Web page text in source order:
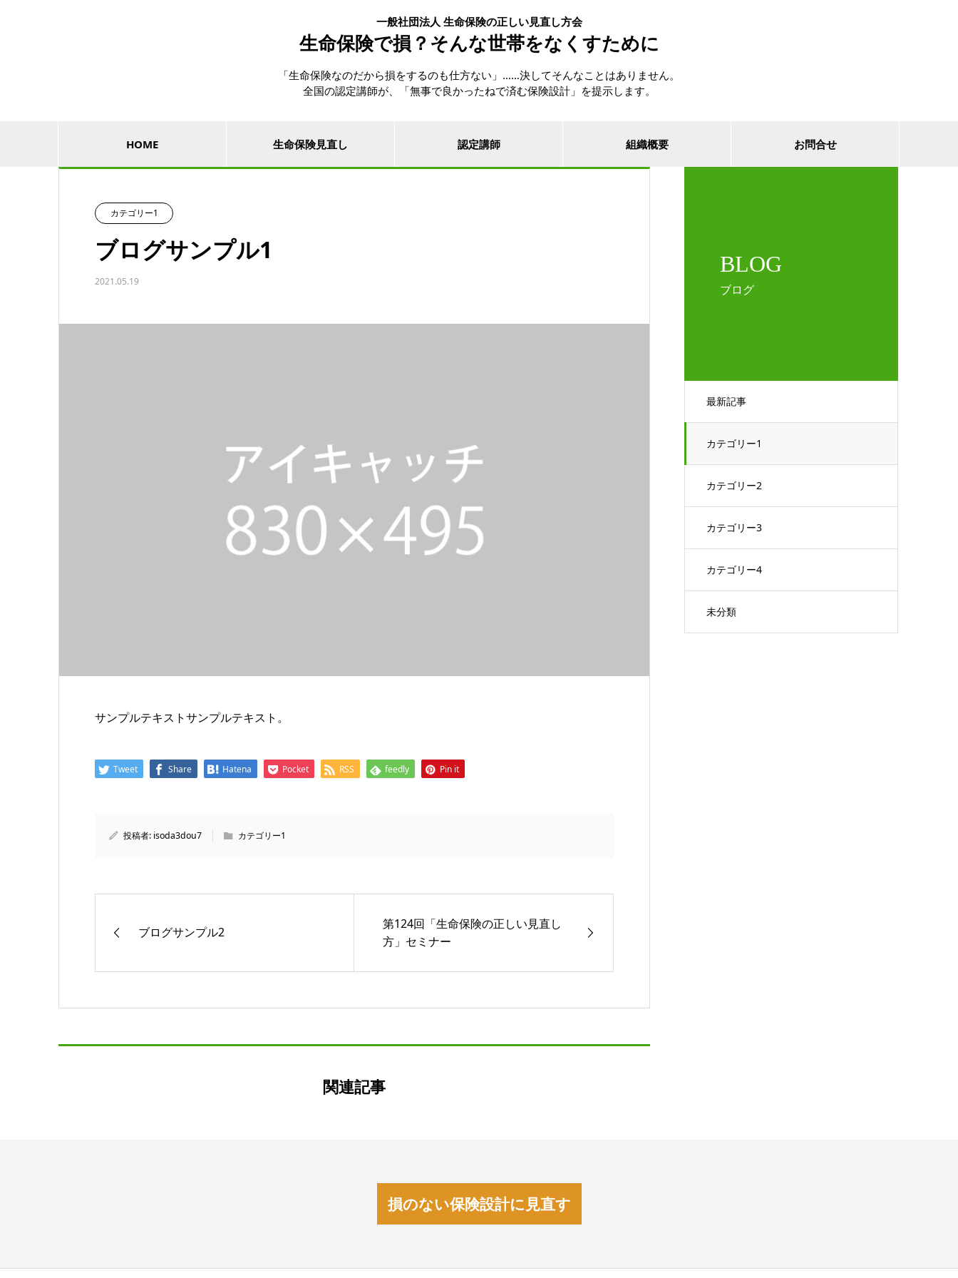
一般社団法人 生命保険の正しい見直し方会
生命保険で損？そんな世帯をなくすために
「生命保険なのだから損をするのも仕方ない」……決してそんなことはありません。
全国の認定講師が、「無事で良かったねで済む保険設計」を提示します。
HOME 生命保険見直し 認定講師 組織概要 お問合せ
BLOG
ブログ
最新記事
カテゴリー1
カテゴリー2
カテゴリー3
カテゴリー4
未分類
カテゴリー1
ブログサンプル1
2021.05.19
サンプルテキストサンプルテキスト。
Tweet Share Hatena Pocket RSS feedly Pin it
投稿者: isoda3dou7 カテゴリー1
ブログサンプル2
第124回「生命保険の正しい見直し
方」セミナー
関連記事
損のない保険設計に見直す